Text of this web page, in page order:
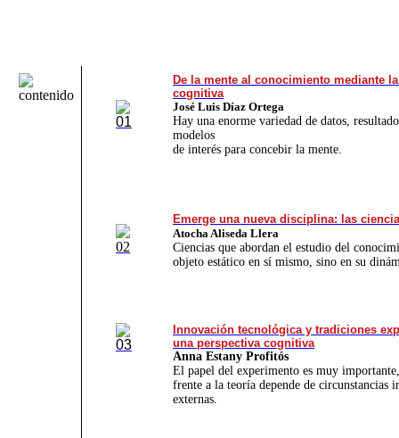
De la mente al conocimiento mediante
cognitiva
José Luis Díaz Ortega
Hay una enorme variedad de datos,
modelos
de interés para concebir la mente.
Emerge una nueva disciplina: las
Atocha Aliseda Llera
Ciencias que abordan el estudio del
objeto estático en sí mismo, sino en su
Innovación tecnológica y tradiciones
una perspectiva cognitiva
Anna Estany Profitós
El papel del experimento es muy
frente a la teoría depende de circunstancias
externas.